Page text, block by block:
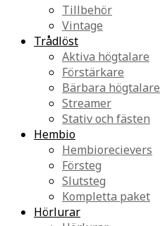
Tillbehör
Vintage
Trådlöst
Aktiva högtalare
Förstärkare
Bärbara högtalare
Streamer
Stativ och fästen
Hembio
Hembiorecievers
Försteg
Slutsteg
Kompletta paket
Hörlurar